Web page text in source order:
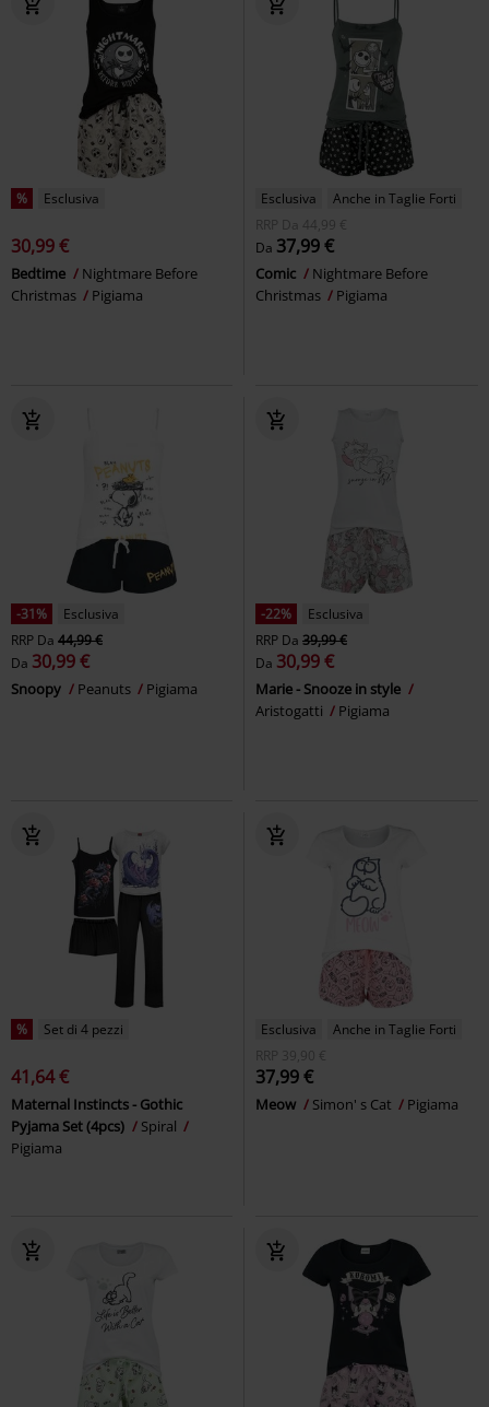
% Esclusiva
30,99 €
Bedtime
Nightmare Before
Christmas
Pigiama
Esclusiva
Anche in Taglie Forti
RRP
Da
44,99 €
Da 37,99 €
Comic
Nightmare Before
Christmas
Pigiama
-31%
Esclusiva
RRP Da 44,99 €
Da 30,99 €
Snoopy Peanuts Pigiama
-22%
Esclusiva
RRP Da 39,99 €
Da 30,99 €
Marie - Snooze in style
Aristogatti
Pigiama
% Set di 4 pezzi
41,64 €
Maternal Instincts - Gothic
Pyjama Set (4pcs)
Spiral
Pigiama
Esclusiva
Anche in Taglie Forti
RRP
39,90 €
37,99 €
Meow Simon' s Cat Pigiama